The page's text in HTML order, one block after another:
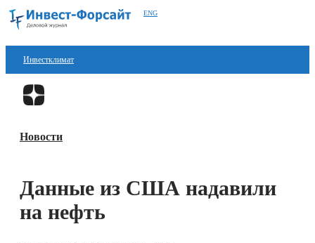
ENG
Инвестклимат
Финансы
Блокчейн
Технологии
Новости
Данные из США надавили
на нефть